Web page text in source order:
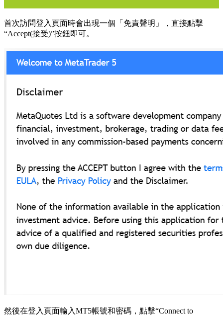
首次訪問登入頁面時會出現一個「免責聲明」，直接點擊
“Accept(接受)”按鈕即可。
然後在登入頁面輸入MT5帳號和密碼，點擊“Connect to